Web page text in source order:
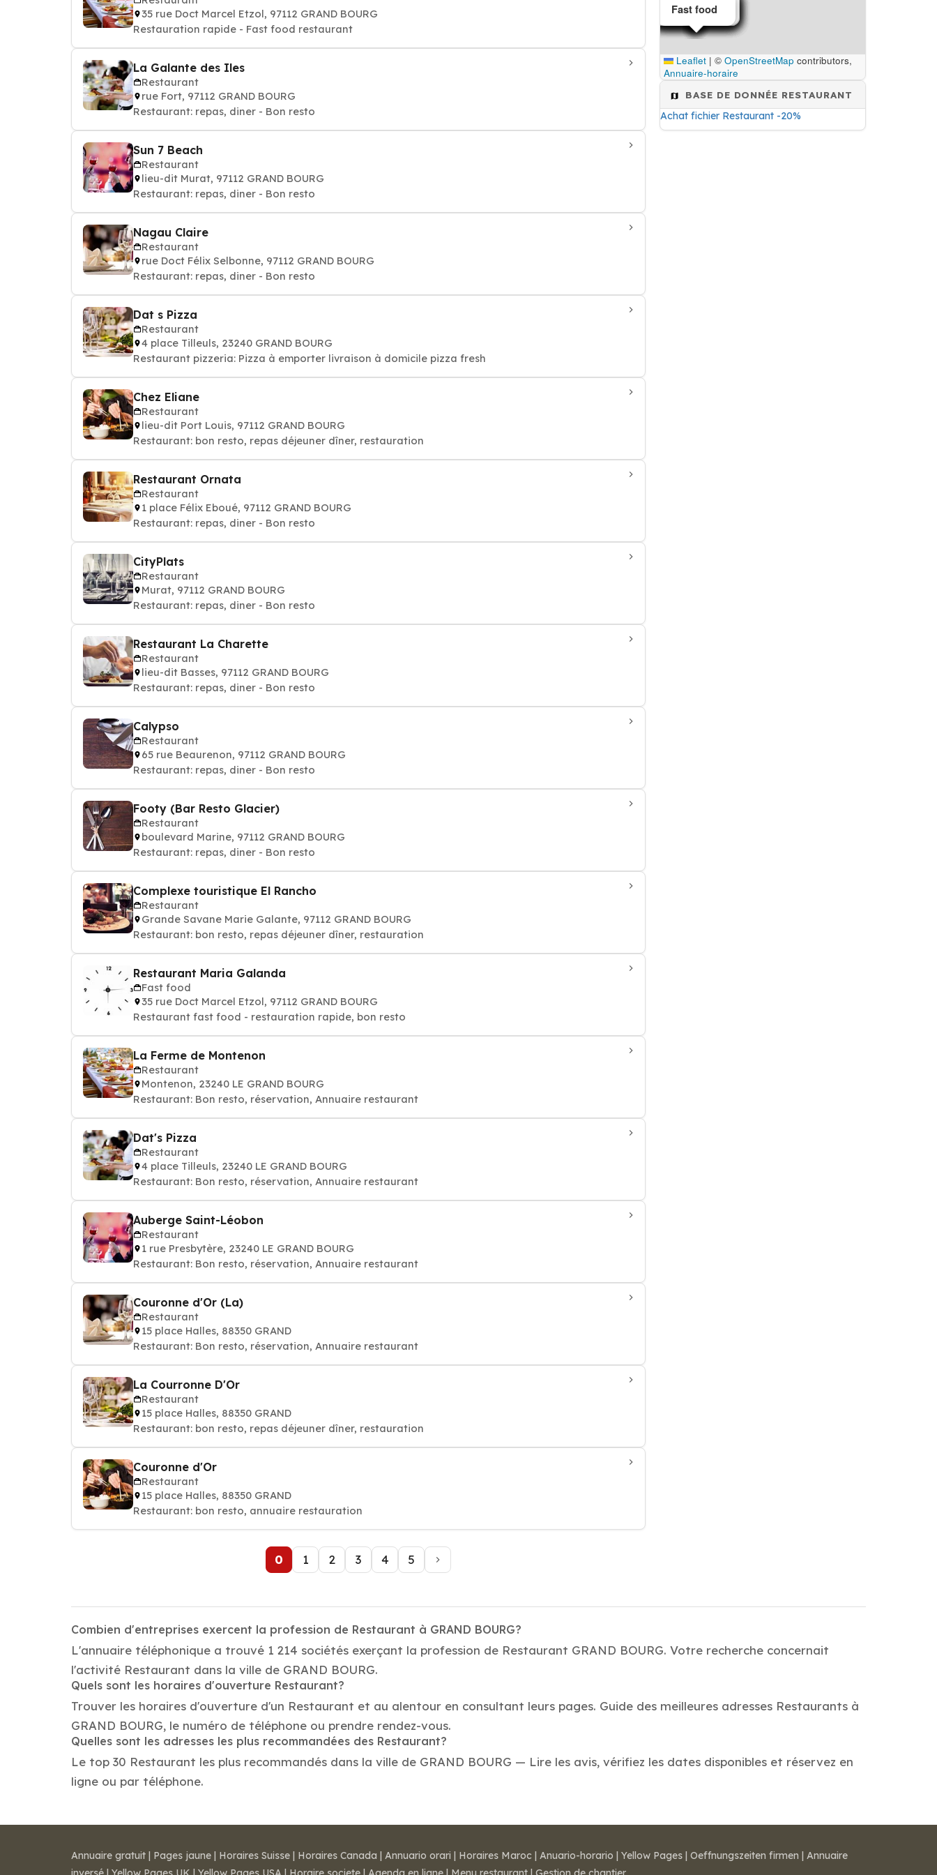
35 rue Doct Marcel Etzol, 97112 GRAND BOURG
Restauration rapide - Fast food restaurant
La Galante des Iles
Restaurant
rue Fort, 97112 GRAND BOURG
Restaurant: repas, diner - Bon resto
Sun 7 Beach
Restaurant
lieu-dit Murat, 97112 GRAND BOURG
Restaurant: repas, diner - Bon resto
Nagau Claire
Restaurant
rue Doct Félix Selbonne, 97112 GRAND BOURG
Restaurant: repas, diner - Bon resto
Dat s Pizza
Restaurant
4 place Tilleuls, 23240 GRAND BOURG
Restaurant pizzeria: Pizza à emporter livraison à domicile pizza fresh
Chez Eliane
Restaurant
lieu-dit Port Louis, 97112 GRAND BOURG
Restaurant: bon resto, repas déjeuner dîner, restauration
Restaurant Ornata
Restaurant
1 place Félix Eboué, 97112 GRAND BOURG
Restaurant: repas, diner - Bon resto
CityPlats
Restaurant
Murat, 97112 GRAND BOURG
Restaurant: repas, diner - Bon resto
Restaurant La Charette
Restaurant
lieu-dit Basses, 97112 GRAND BOURG
Restaurant: repas, diner - Bon resto
Calypso
Restaurant
65 rue Beaurenon, 97112 GRAND BOURG
Restaurant: repas, diner - Bon resto
Footy (Bar Resto Glacier)
Restaurant
boulevard Marine, 97112 GRAND BOURG
Restaurant: repas, diner - Bon resto
Complexe touristique El Rancho
Restaurant
Grande Savane Marie Galante, 97112 GRAND BOURG
Restaurant: bon resto, repas déjeuner dîner, restauration
Restaurant Maria Galanda
Fast food
35 rue Doct Marcel Etzol, 97112 GRAND BOURG
Restaurant fast food - restauration rapide, bon resto
La Ferme de Montenon
Restaurant
Montenon, 23240 LE GRAND BOURG
Restaurant: Bon resto, réservation, Annuaire restaurant
Dat's Pizza
Restaurant
4 place Tilleuls, 23240 LE GRAND BOURG
Restaurant: Bon resto, réservation, Annuaire restaurant
Auberge Saint-Léobon
Restaurant
1 rue Presbytère, 23240 LE GRAND BOURG
Restaurant: Bon resto, réservation, Annuaire restaurant
Couronne d'Or (La)
Restaurant
15 place Halles, 88350 GRAND
Restaurant: Bon resto, réservation, Annuaire restaurant
La Courronne D'Or
Restaurant
15 place Halles, 88350 GRAND
Restaurant: bon resto, repas déjeuner dîner, restauration
Couronne d'Or
Restaurant
15 place Halles, 88350 GRAND
Restaurant: bon resto, annuaire restauration
0 1 2 3 4 5
Restaurant
Restaurant
Restaurant
Restaurant
Restaurant
Restaurant
Restaurant
Restaurant
Fast food
Leaflet | © OpenStreetMap contributors,
Annuaire-horaire
BASE DE DONNÉE RESTAURANT
Achat fichier Restaurant -20%
Combien d'entreprises exercent la profession de Restaurant à GRAND BOURG?
L'annuaire téléphonique a trouvé 1 214 sociétés exerçant la profession de Restaurant GRAND BOURG. Votre recherche concernait
l'activité Restaurant dans la ville de GRAND BOURG.
Quels sont les horaires d'ouverture Restaurant?
Trouver les horaires d'ouverture d'un Restaurant et au alentour en consultant leurs pages. Guide des meilleures adresses Restaurants à
GRAND BOURG, le numéro de téléphone ou prendre rendez-vous.
Quelles sont les adresses les plus recommandées des Restaurant?
Le top 30 Restaurant les plus recommandés dans la ville de GRAND BOURG — Lire les avis, vérifiez les dates disponibles et réservez en
ligne ou par téléphone.
Annuaire gratuit | Pages jaune | Horaires Suisse | Horaires Canada | Annuario orari | Horaires Maroc | Anuario-horario | Yellow Pages | Oeffnungszeiten firmen | Annuaire